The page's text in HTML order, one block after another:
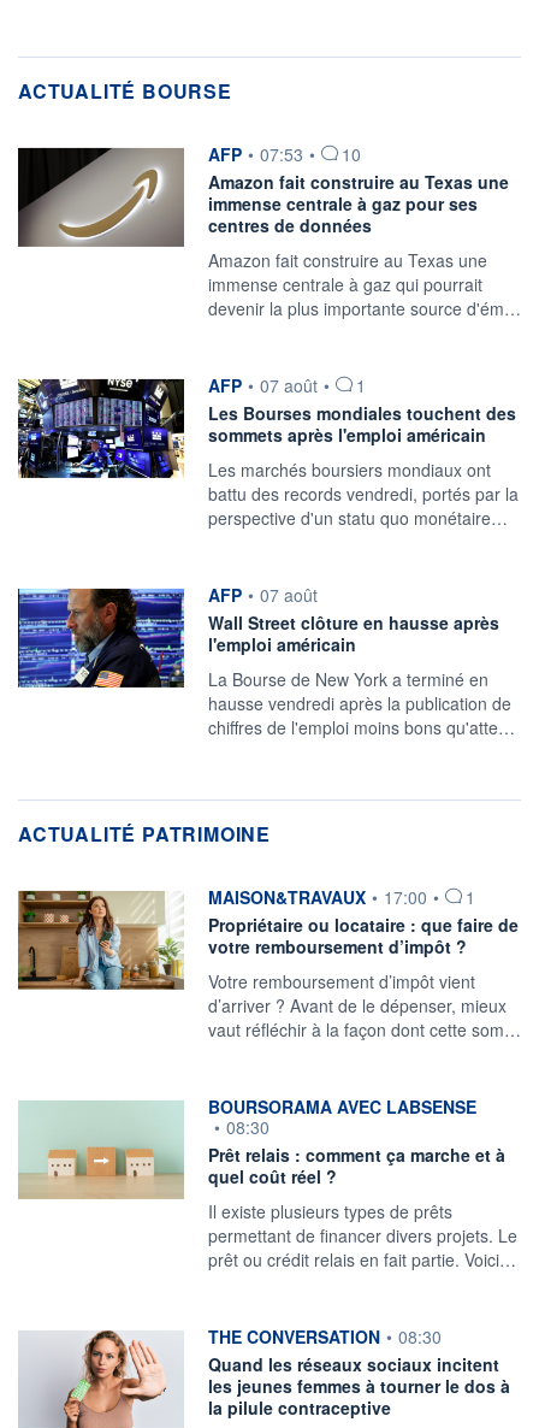
ACTUALITÉ BOURSE
information fournie par
AFP • 07:53 •
10
Amazon fait construire au Texas une
immense centrale à gaz pour ses
centres de données
Amazon fait construire au Texas une
immense centrale à gaz qui pourrait
devenir la plus importante source d'ém…
information fournie par
AFP • 07 août •
1
Les Bourses mondiales touchent des
sommets après l'emploi américain
Les marchés boursiers mondiaux ont
battu des records vendredi, portés par la
perspective d'un statu quo monétaire…
information fournie par
AFP • 07 août
Wall Street clôture en hausse après
l'emploi américain
La Bourse de New York a terminé en
hausse vendredi après la publication de
chiffres de l'emploi moins bons qu'atte…
ACTUALITÉ PATRIMOINE
information fournie par
MAISON&TRAVAUX • 17:00 •
1
Propriétaire ou locataire : que faire de
votre remboursement d’impôt ?
Votre remboursement d’impôt vient
d’arriver ? Avant de le dépenser, mieux
vaut réfléchir à la façon dont cette som…
information fournie par
BOURSORAMA AVEC LABSENSE
• 08:30
Prêt relais : comment ça marche et à
quel coût réel ?
Il existe plusieurs types de prêts
permettant de financer divers projets. Le
prêt ou crédit relais en fait partie. Voici…
information fournie par
THE CONVERSATION • 08:30
Quand les réseaux sociaux incitent
les jeunes femmes à tourner le dos à
la pilule contraceptive